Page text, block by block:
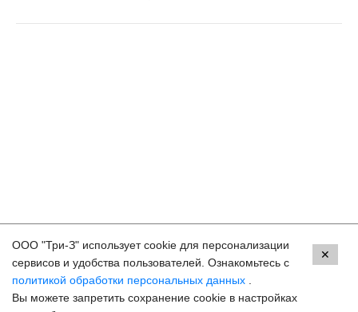
Контакты
Махачкала, пр.Имама Шамиля, д.24 а/1
ООО "Три-З" использует cookie для персонализации
сервисов и удобства пользователей. Ознакомьтесь с
политикой обработки персональных данных
Вы можете запретить сохранение cookie в настройках
✕